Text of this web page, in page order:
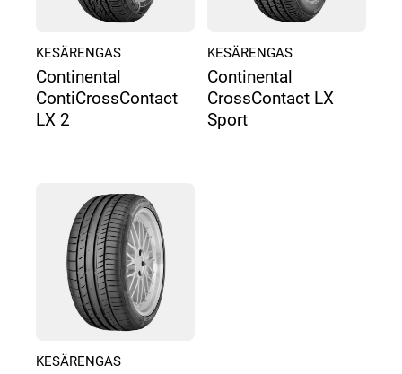
KESÄRENGAS
Continental
ContiCrossContact
LX 2
KESÄRENGAS
Continental
CrossContact LX
Sport
KESÄRENGAS